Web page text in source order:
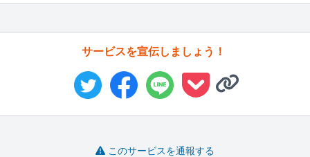
サービスを宣伝しましょう！
このサービスを通報する